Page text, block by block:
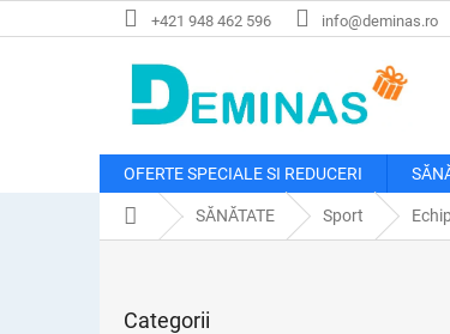
la
+421 948 462 596 info@deminas.ro
OFERTE SPECIALE SI REDUCERI
Acasă SĂNĂTATE Sport
peste
Categorii